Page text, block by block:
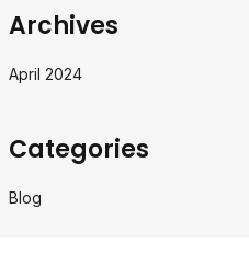
Archives
April 2024
Categories
Blog